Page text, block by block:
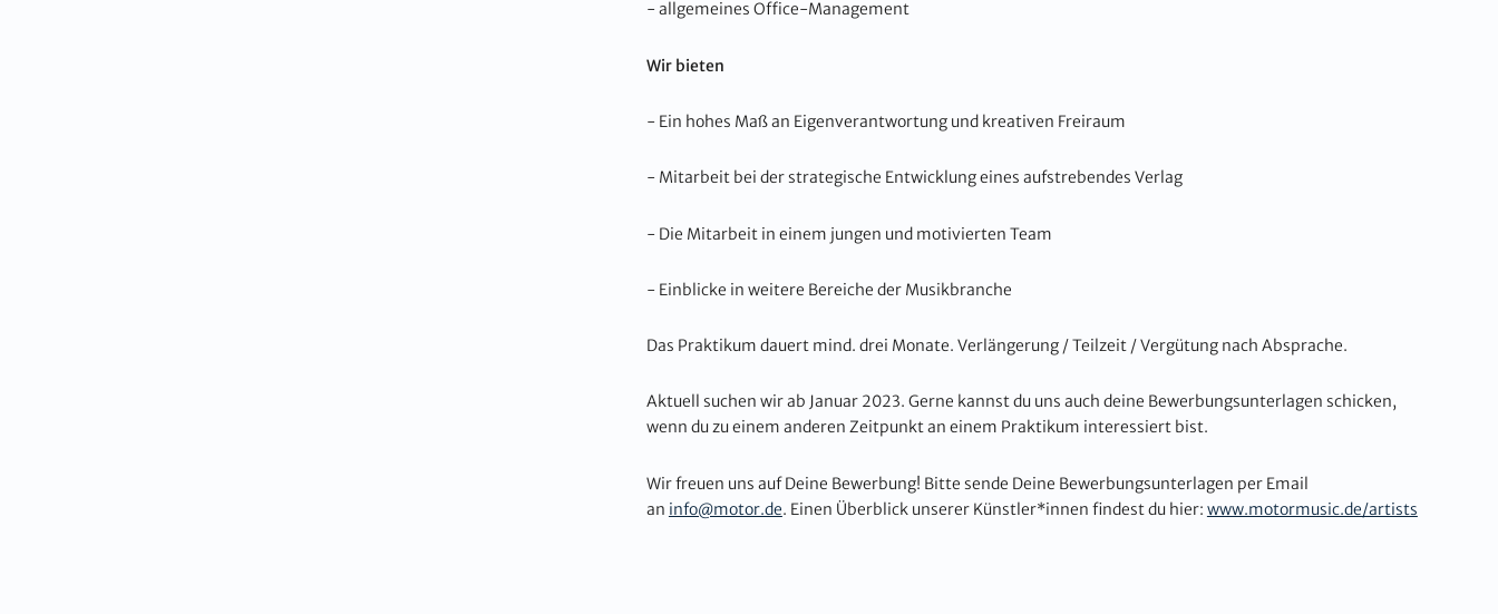
- allgemeines Office-Management
Wir bieten
- Ein hohes Maß an Eigenverantwortung und kreativen Freiraum
- Mitarbeit bei der strategische Entwicklung eines aufstrebendes Verlag
- Die Mitarbeit in einem jungen und motivierten Team
- Einblicke in weitere Bereiche der Musikbranche
Das Praktikum dauert mind. drei Monate. Verlängerung / Teilzeit / Vergütung nach Absprache.
Aktuell suchen wir ab Januar 2023. Gerne kannst du uns auch deine Bewerbungsunterlagen schicken,
wenn du zu einem anderen Zeitpunkt an einem Praktikum interessiert bist.
Wir freuen uns auf Deine Bewerbung! Bitte sende Deine Bewerbungsunterlagen per Email
an info@motor.de. Einen Überblick unserer Künstler*innen findest du hier: www.motormusic.de/artists